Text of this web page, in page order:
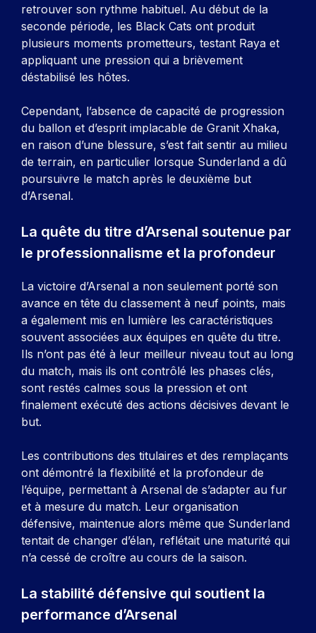
retrouver son rythme habituel. Au début de la
seconde période, les Black Cats ont produit
plusieurs moments prometteurs, testant Raya et
appliquant une pression qui a brièvement
déstabilisé les hôtes.
Cependant, l’absence de capacité de progression
du ballon et d’esprit implacable de Granit Xhaka,
en raison d’une blessure, s’est fait sentir au milieu
de terrain, en particulier lorsque Sunderland a dû
poursuivre le match après le deuxième but
d’Arsenal.
La quête du titre d’Arsenal soutenue par
le professionnalisme et la profondeur
La victoire d’Arsenal a non seulement porté son
avance en tête du classement à neuf points, mais
a également mis en lumière les caractéristiques
souvent associées aux équipes en quête du titre.
Ils n’ont pas été à leur meilleur niveau tout au long
du match, mais ils ont contrôlé les phases clés,
sont restés calmes sous la pression et ont
finalement exécuté des actions décisives devant le
but.
Les contributions des titulaires et des remplaçants
ont démontré la flexibilité et la profondeur de
l’équipe, permettant à Arsenal de s’adapter au fur
et à mesure du match. Leur organisation
défensive, maintenue alors même que Sunderland
tentait de changer d’élan, reflétait une maturité qui
n’a cessé de croître au cours de la saison.
La stabilité défensive qui soutient la
performance d’Arsenal